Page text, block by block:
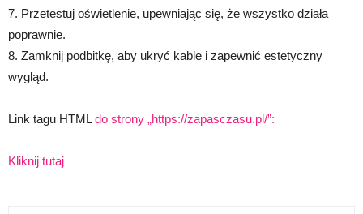
7. Przetestuj oświetlenie, upewniając się, że wszystko działa
poprawnie.
8. Zamknij podbitkę, aby ukryć kable i zapewnić estetyczny
wygląd.
Link tagu HTMLdo strony „https://zapasczasu.pl/”:
Kliknij tutaj